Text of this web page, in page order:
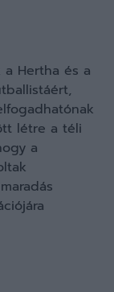
Hertha és a
létre a téli
a